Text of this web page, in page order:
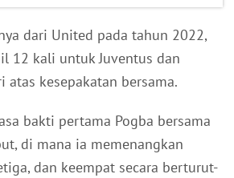
dari United pada tahun 2022,
12 kali untuk Juventus dan
kesepakatan bersama.
bakti pertama Pogba bersama
di mana ia memenangkan
dan keempat secara berturut-